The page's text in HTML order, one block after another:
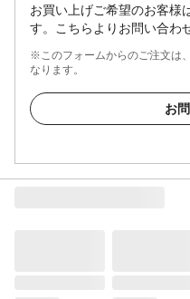
お買い上げご希望のお客様
す。こちらよりお問い合わ
※このフォームからのご注文は
なります。
お